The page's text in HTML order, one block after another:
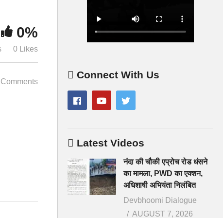
0%
0 Likes
Connect With Us
Latest Videos
नंदा की चौकी एप्रोच रोड धंसने
का मामला, PWD का एक्शन,
अधिशाषी अभियंता निलंबित
Devbhoomi Dialogue
AUGUST 7, 2026